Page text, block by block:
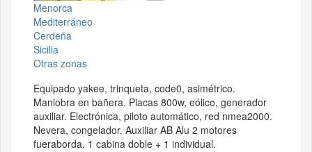
Menorca
Mediterráneo
Cerdeña
Sicilia
Otras zonas
Equipado yakee, trinqueta, code0, asimétrico.
Maniobra en bañera. Placas 800w, eólico, generador
auxiliar. Electrónica, piloto automático, red nmea2000.
Nevera, congelador. Auxiliar AB Alu 2 motores
fueraborda. 1 cabina doble + 1 individual.